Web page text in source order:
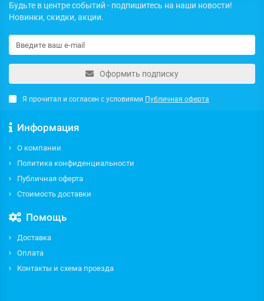
Будьте в центре событий - подпишитесь на наши новости!
Новинки, скидки, акции.
Оформить подписку
Я прочитал и согласен с условиями Публичная оферта
Информация
О компании
Политика конфиденциальности
Публичная оферта
Стоимость доставки
Помощь
Доставка
Оплата
Контакты и схема проезда